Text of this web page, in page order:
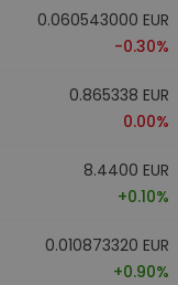
0.060543000 EUR
-0.30%
0.865338 EUR
0.00%
8.4400 EUR
+0.10%
0.010873320 EUR
+0.90%